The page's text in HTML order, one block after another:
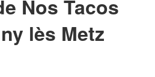
Nos Tacos
lès Metz